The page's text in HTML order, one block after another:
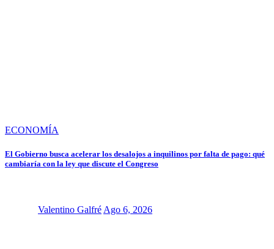
ECONOMÍA
El Gobierno busca acelerar los desalojos a inquilinos por falta de pago: qué
cambiaría con la ley que discute el Congreso
Valentino GalfréAgo 6, 2026